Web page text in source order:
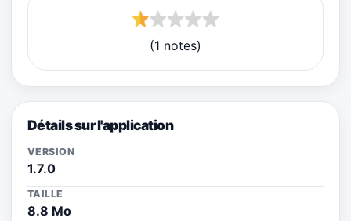
(1 notes)
Détails sur l'application
VERSION
1.7.0
TAILLE
8.8 Mo